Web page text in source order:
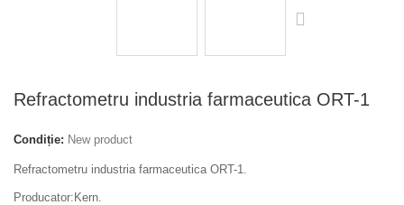
Refractometru industria farmaceutica ORT-1
Condiție: New product
Refractometru industria farmaceutica ORT-1.
Producator:Kern.